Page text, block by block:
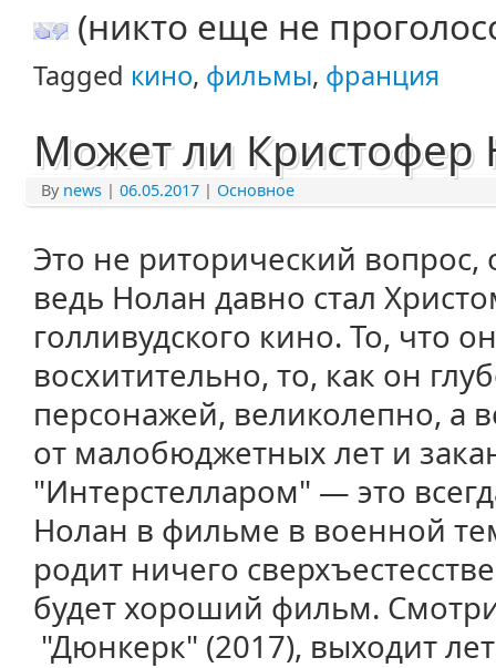
(никто еще не
Tagged кино, фильмы, франция
Может ли Кристофер
By news | 06.05.2017 | Основное
Это не риторический вопрос,
ведь Нолан давно стал
голливудского кино. То, что
восхитительно, то, как он
персонажей, великолепно, а
от малобюджетных лет и
"Интерстелларом" — это
Нолан в фильме в военной
родит ничего
будет хороший фильм.
"Дюнкерк" (2017), выходит